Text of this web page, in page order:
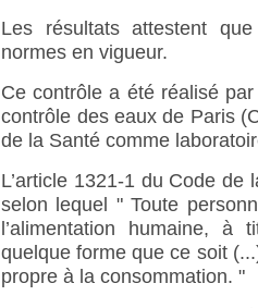
Les résultats attestent
normes en vigueur.
Ce contrôle a été réalisé
contrôle des eaux de Paris
de la Santé comme
L’article 1321-1 du Code
selon lequel " Toute
l’alimentation humaine,
quelque forme que ce soit
propre à la consommation. "